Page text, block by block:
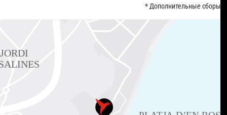
* Дополнительные сборы